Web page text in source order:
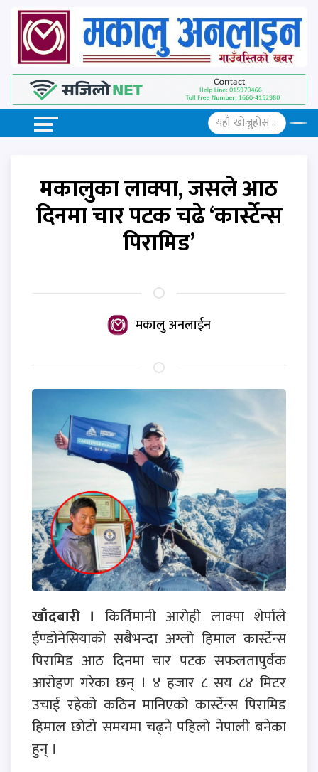
मकालुका लाक्पा, जसले आठ
दिनमा चार पटक चढे ‘कार्स्टेन्स
पिरामिड’
मकालु अनलाईन
खाँदबारी । किर्तिमानी आरोही लाक्पा शेर्पाले
ईण्डोनेसियाको सबैभन्दा अग्लो हिमाल कार्स्टेन्स
पिरामिड आठ दिनमा चार पटक सफलतापुर्वक
आरोहण गरेका छन् । ४ हजार ८ सय ८४ मिटर
उचाई रहेको कठिन मानिएको कार्स्टेन्स पिरामिड
हिमाल छोटो समयमा चढ्ने पहिलो नेपाली बनेका
हुन् ।